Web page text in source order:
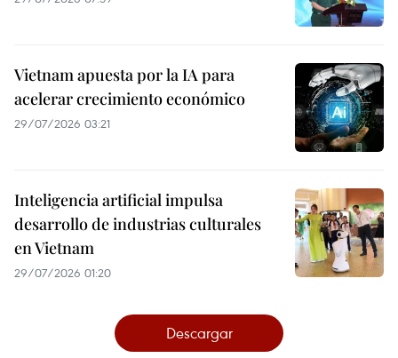
Vietnam apuesta por la IA para
acelerar crecimiento económico
29/07/2026 03:21
Inteligencia artificial impulsa
desarrollo de industrias culturales
en Vietnam
29/07/2026 01:20
Descargar